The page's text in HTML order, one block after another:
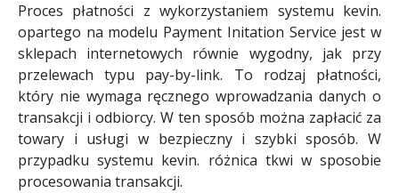
Proces płatności z wykorzystaniem systemu kevin.
opartego na modelu Payment Initation Service jest w
sklepach internetowych równie wygodny, jak przy
przelewach typu pay-by-link. To rodzaj płatności,
który nie wymaga ręcznego wprowadzania danych o
transakcji i odbiorcy. W ten sposób można zapłacić za
towary i usługi w bezpieczny i szybki sposób. W
przypadku systemu kevin. różnica tkwi w sposobie
procesowania transakcji.